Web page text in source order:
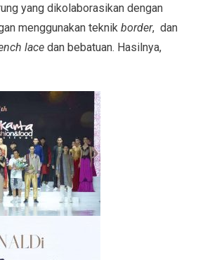
yang dikolaborasikan dengan
menggunakan teknik border, dan
lacedan bebatuan. Hasilnya,